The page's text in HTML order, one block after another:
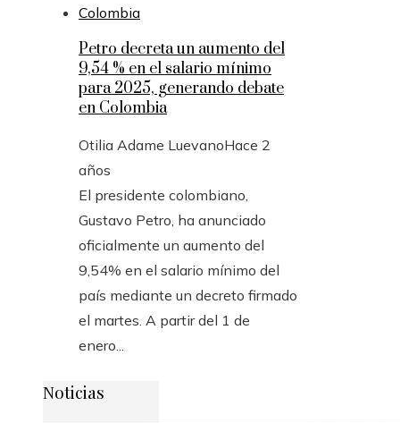
Petro decreta un aumento del
9,54 % en el salario mínimo
para 2025, generando debate
en Colombia
Otilia Adame LuevanoHace 2
años
El presidente colombiano,
Gustavo Petro, ha anunciado
oficialmente un aumento del
9,54% en el salario mínimo del
país mediante un decreto firmado
el martes. A partir del 1 de
enero...
Noticias